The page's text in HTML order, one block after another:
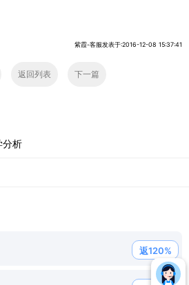
紫霞-客服发表于:2016-12-08 15:37:41
返回列表 下一篇
分析
返120%